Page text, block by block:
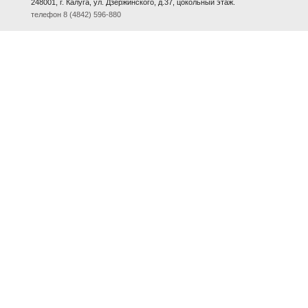
248001, г. Калуга, ул. Дзержинского, д.37, цокольный этаж.
телефон 8 (4842) 596-880